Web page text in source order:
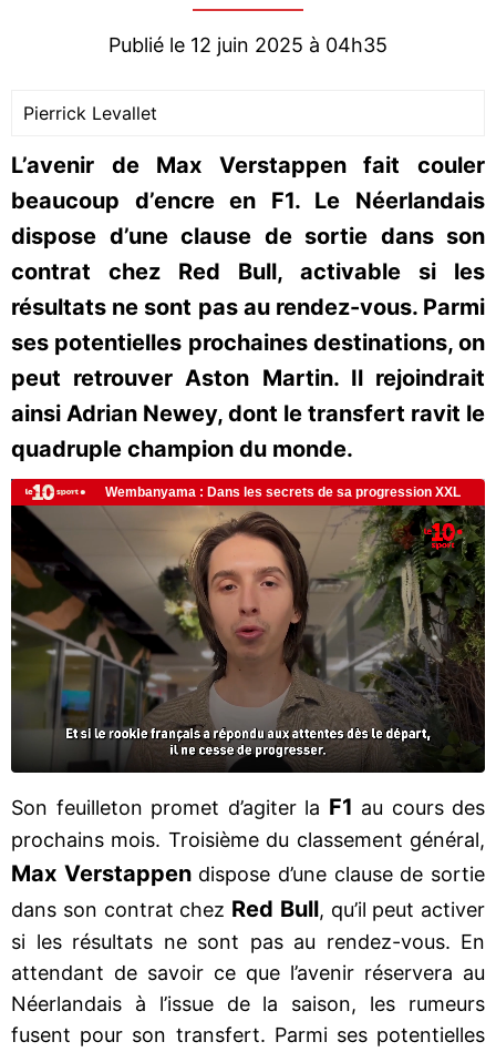
Publié le 12 juin 2025 à 04h35
Pierrick Levallet
L’avenir de Max Verstappen fait couler
beaucoup d’encre en F1. Le Néerlandais
dispose d’une clause de sortie dans son
contrat chez Red Bull, activable si les
résultats ne sont pas au rendez-vous. Parmi
ses potentielles prochaines destinations, on
peut retrouver Aston Martin. Il rejoindrait
ainsi Adrian Newey, dont le transfert ravit le
quadruple champion du monde.
Son feuilleton promet d’agiter la F1 au cours des
prochains mois. Troisième du classement général,
Max Verstappendispose d’une clause de sortie
dans son contrat chez Red Bull, qu’il peut activer
si les résultats ne sont pas au rendez-vous. En
attendant de savoir ce que l’avenir réservera au
Néerlandais à l’issue de la saison, les rumeurs
fusent pour son transfert. Parmi ses potentielles